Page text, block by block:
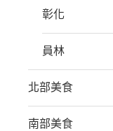
彰化
員林
北部美食
南部美食